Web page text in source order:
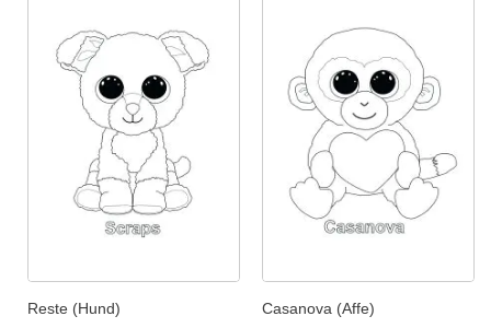
Reste (Hund) Casanova (Affe)